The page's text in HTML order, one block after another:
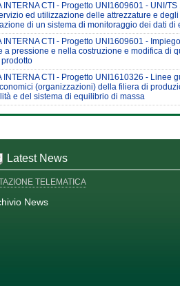
INTERNA CTI - Progetto UNI1609601 - UNI/
ed utilizzazione delle attrezzature e
di un sistema di monitoraggio dei dati di
INTERNA CTI - Progetto UNI1609601 -
a pressione e nella costruzione e modifica di
INTERNA CTI - Progetto UNI1610326 - Linee
(organizzazioni) della filiera di
e del sistema di equilibrio di massa
Latest News
TELEMATICA
News